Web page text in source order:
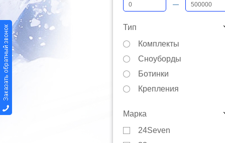
—
Тип
Комплекты
Сноуборды
Ботинки
Крепления
Варежки
Защита
Марка
24Seven